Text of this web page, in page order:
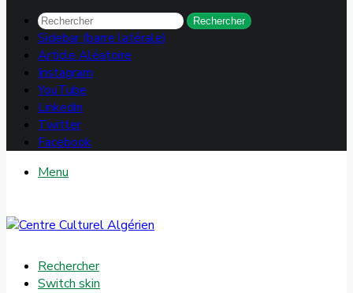
Rechercher
Sidebar (barre latérale)
Article Aléatoire
Instagram
YouTube
Linkedin
Twitter
Facebook
Menu
Rechercher
Switch skin